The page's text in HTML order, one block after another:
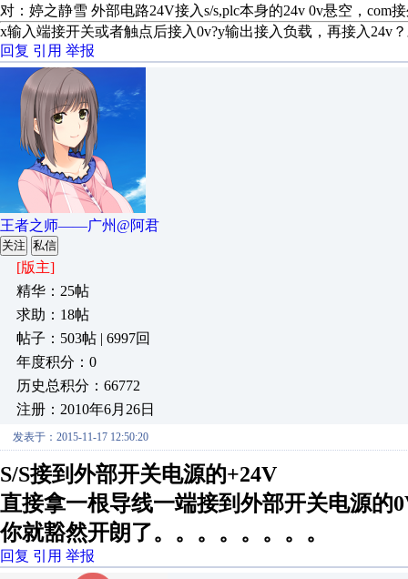
对：婷之静雪 外部电路24V接入s/s,plc本身的24v 0v悬空，
x输入端接开关或者触点后接入0v?y输出接入负载，再接入24v
回复 引用 举报
王者之师——广州@阿君
关注 私信
[版主]
精华：25帖
求助：18帖
帖子：503帖 | 6997回
年度积分：0
历史总积分：66772
注册：2010年6月26日
发表于：2015-11-17 12:50:20
S/S接到外部开关电源的+24V
直接拿一根导线一端接到外部开关电源
你就豁然开朗了。。。。。。。。
回复 引用 举报